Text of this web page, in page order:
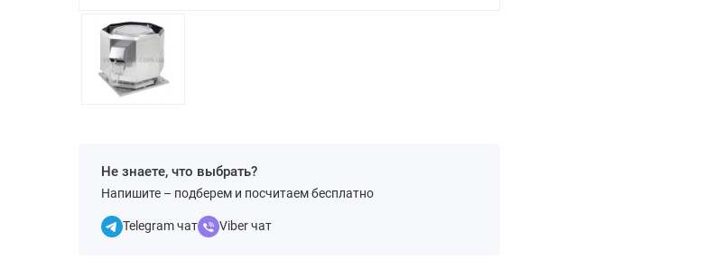
Не знаете, что выбрать?
Напишите – подберем и посчитаем бесплатно
Telegram чат Viber чат